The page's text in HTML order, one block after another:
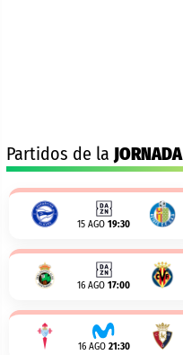
Partidos de la JORNADA
15 AGO 19:30
16 AGO 17:00
16 AGO 21:30